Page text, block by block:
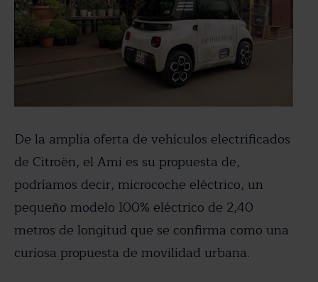
De la amplia oferta de vehículos electrificados
de Citroën, el Ami es su propuesta de,
podríamos decir, microcoche eléctrico, un
pequeño modelo 100% eléctrico de 2,40
metros de longitud que se confirma como una
curiosa propuesta de movilidad urbana.